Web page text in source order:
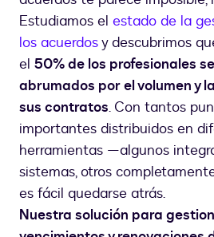
Estudiamos el estado de la
los acuerdosy descubrimos
el 50% de los profesionales
abrumados por el volumen y
sus contratos. Con tantos
importantes distribuidos en
herramientas —algunos
sistemas, otros
es fácil quedarse atrás.
Nuestra solución para